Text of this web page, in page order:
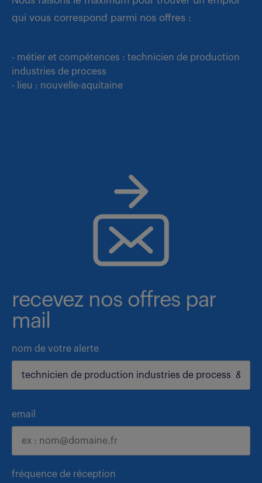
qui vous correspond parmi nos offres :
- métier et compétences : technicien de production
industries de process
- lieu : nouvelle-aquitaine
recevez nos offres par
mail
nom de votre alerte
email
fréquence de réception